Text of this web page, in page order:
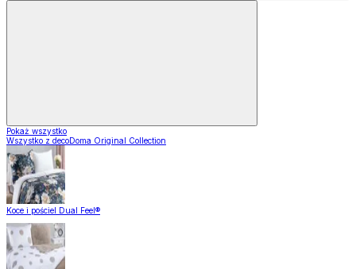
Pokaż wszystko
Wszystko z decoDoma Original Collection
Koce i pościel Dual Feel®